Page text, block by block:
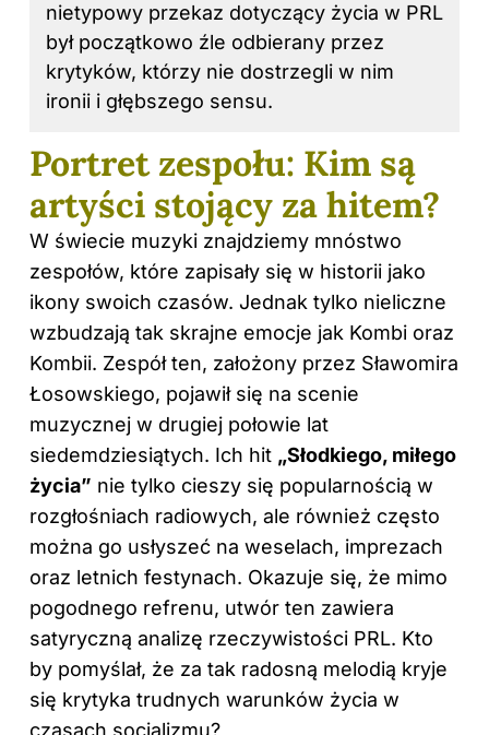
nietypowy przekaz dotyczący życia w PRL
był początkowo źle odbierany przez
krytyków, którzy nie dostrzegli w nim
ironii i głębszego sensu.
Portret zespołu: Kim są
artyści stojący za hitem?
W świecie muzyki znajdziemy mnóstwo
zespołów, które zapisały się w historii jako
ikony swoich czasów. Jednak tylko nieliczne
wzbudzają tak skrajne emocje jak Kombi oraz
Kombii. Zespół ten, założony przez Sławomira
Łosowskiego, pojawił się na scenie
muzycznej w drugiej połowie lat
siedemdziesiątych. Ich hit „Słodkiego, miłego
życia” nie tylko cieszy się popularnością w
rozgłośniach radiowych, ale również często
można go usłyszeć na weselach, imprezach
oraz letnich festynach. Okazuje się, że mimo
pogodnego refrenu, utwór ten zawiera
satyryczną analizę rzeczywistości PRL. Kto
by pomyślał, że za tak radosną melodią kryje
się krytyka trudnych warunków życia w